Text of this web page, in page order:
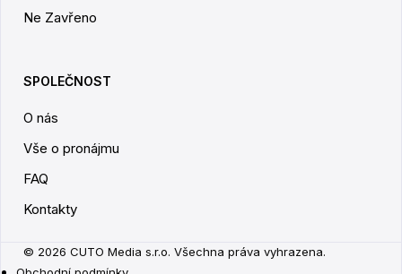
Ne Zavřeno
SPOLEČNOST
O nás
Vše o pronájmu
FAQ
Kontakty
© 2026 CUTO Media s.r.o. Všechna práva vyhrazena.